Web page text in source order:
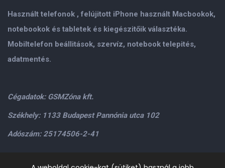
Használt telefonok , felújitott iPhone használt Macbookok,
notebookok és tabletek és kiegészitőik választéka.
Mobiltelefon beállitások, szervíz, notebook telepités,
adatmentés.
Cégadatok: GSMZóna kft.
Székhely: 1133 Budapest Pannónia utca 102
Adószám: 25174506-2-41
Személyes átvétel: GSMZóna kft. 1134.Bp. Váci út 9-15